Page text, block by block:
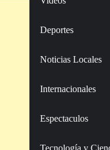
Deportes
Noticias Locales
Internacionales
Espectaculos
Tecnología y